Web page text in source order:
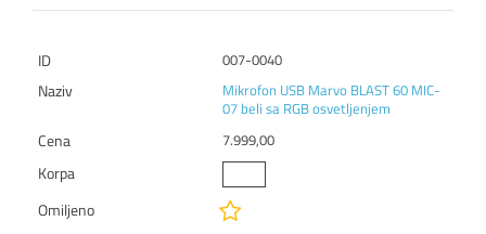
007-0040
Mikrofon USB Marvo BLAST 60 MIC-
07 beli sa RGB osvetljenjem
7.999,00